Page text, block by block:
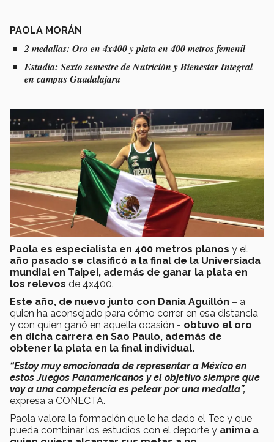
PAOLA MORÁN
2 medallas: Oro en 4x400 y plata en 400 metros femenil
Estudia: Sexto semestre de Nutrición y Bienestar Integral
en campus Guadalajara
Paola es especialista en 400 metros planos y el
año pasado se clasificó a la final de la Universiada
mundial en Taipei, además de ganar la plata en
los relevos de 4x400.
Este año, de nuevo junto con Dania Aguillón – a
quien ha aconsejado para cómo correr en esa distancia
y con quien ganó en aquella ocasión - obtuvo el oro
en dicha carrera en Sao Paulo, además de
obtener la plata en la final individual.
“Estoy muy emocionada de representar a México en
estos Juegos Panamericanos y el objetivo siempre que
voy a una competencia es pelear por una medalla”,
expresa a CONECTA.
Paola valora la formación que le ha dado el Tec y que
pueda combinar los estudios con el deporte y anima a